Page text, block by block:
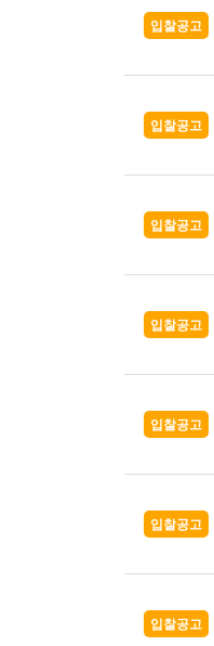
입찰공고
입찰공고
입찰공고
입찰공고
입찰공고
입찰공고
입찰공고